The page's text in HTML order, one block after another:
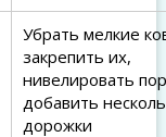
Убрать мелкие
закрепить их,
нивелировать
добавить
дорожки